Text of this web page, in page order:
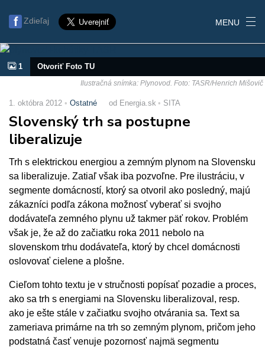
Zdieľaj MENU
1 Otvoriť Foto TU
Ilustračná snímka: Plynovod. Foto: TASR/Henrich Mišovič
1. októbra 2012 Ostatné od Energia.sk SITA
Slovenský trh sa postupne
liberalizuje
Trh s elektrickou energiou a zemným plynom na Slovensku
sa liberalizuje. Zatiaľ však iba pozvoľne. Pre ilustráciu, v
segmente domácností, ktorý sa otvoril ako posledný, majú
zákazníci podľa zákona možnosť vyberať si svojho
dodávateľa zemného plynu už takmer päť rokov. Problém
však je, že až do začiatku roka 2011 nebolo na
slovenskom trhu dodávateľa, ktorý by chcel domácnosti
oslovovať cielene a plošne.
Cieľom tohto textu je v stručnosti popísať pozadie a proces,
ako sa trh s energiami na Slovensku liberalizoval, resp.
ako je ešte stále v začiatku svojho otvárania sa. Text sa
zameriava primárne na trh so zemným plynom, pričom jeho
podstatná časť venuje pozornosť najmä segmentu